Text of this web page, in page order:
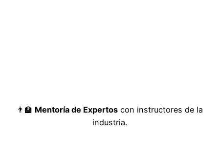
👨‍🏫 Mentoría de Expertoscon instructores de la
industria.